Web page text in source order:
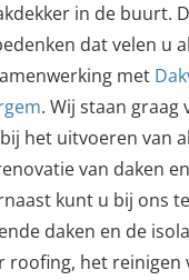
in de buurt.
dat velen u
met
. Wij staan graag
het uitvoeren van
van daken
kunt u bij ons
daken en de
roofing, het reinigen